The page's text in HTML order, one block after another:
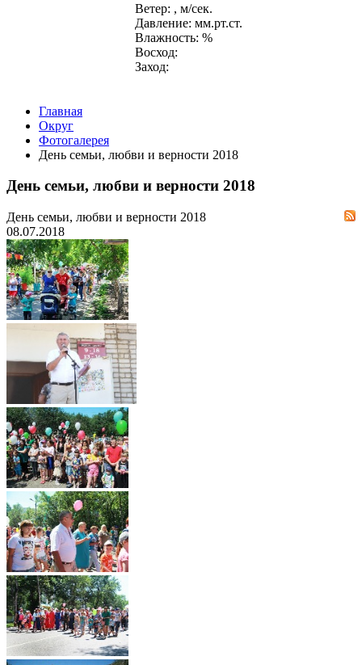
Ветер: , м/сек.
Давление: мм.рт.ст.
Влажность: %
Восход:
Заход:
Главная
Округ
Фотогалерея
День семьи, любви и верности 2018
День семьи, любви и верности 2018
День семьи, любви и верности 2018
08.07.2018